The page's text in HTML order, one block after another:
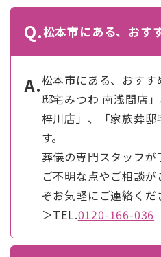
Q.松本市にある、おす
A.松本市にある、おす
邸宅みつわ 南浅間店
梓川店」、「家族葬
す。
葬儀の専門スタッフが
ご不明な点やご相談
ぞお気軽にご連絡くだ
＞TEL.0120-166-036